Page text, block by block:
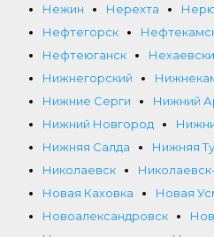
Нежин
Нерехта
Нефтегорск
Нефтеюганск
Нижнегорский
Нижние Серги
Нижний
Нижний Новгород
Нижняя Салда
Нижняя
Николаевск
Новая Каховка
Новая
Новоалександровск